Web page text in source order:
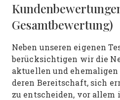
Gesamtbewertung)
Neben unseren eigenen
berücksichtigen wir die
aktuellen und
deren Bereitschaft, sich
zu entscheiden, vor allem